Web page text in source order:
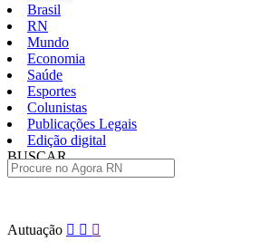
Brasil
RN
Mundo
Economia
Saúde
Esportes
Colunistas
Publicações Legais
Edição digital
BUSCAR
Pular
Autuação